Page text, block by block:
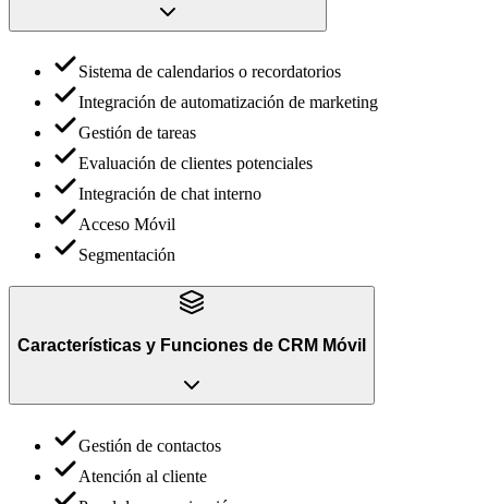
Sistema de calendarios o recordatorios
Integración de automatización de marketing
Gestión de tareas
Evaluación de clientes potenciales
Integración de chat interno
Acceso Móvil
Segmentación
Características y Funciones de CRM Móvil
Gestión de contactos
Atención al cliente